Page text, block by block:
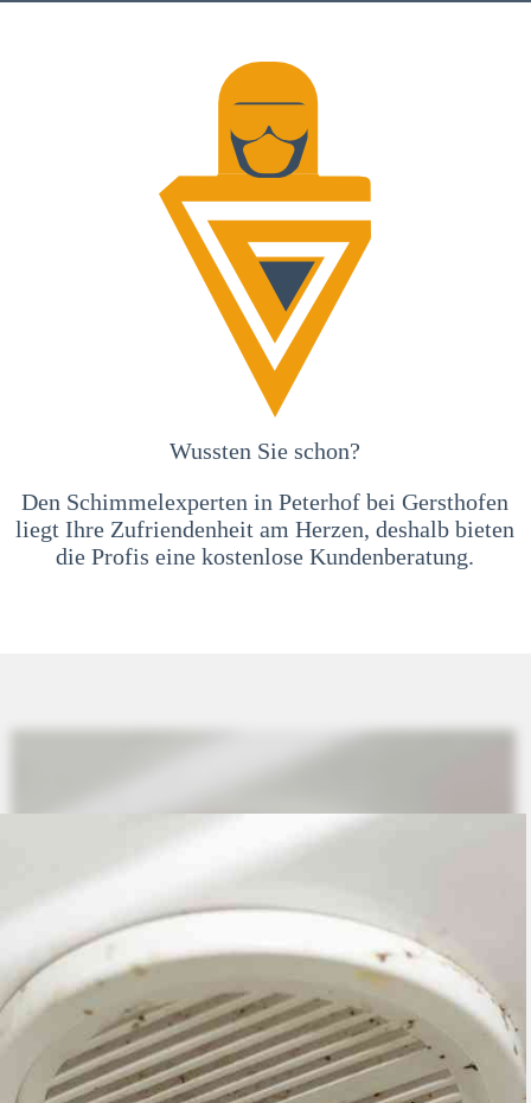
Wussten Sie schon?
Den Schimmelexperten in Peterhof bei Gersthofen
liegt Ihre Zufriendenheit am Herzen, deshalb bieten
die Profis eine kostenlose Kundenberatung.